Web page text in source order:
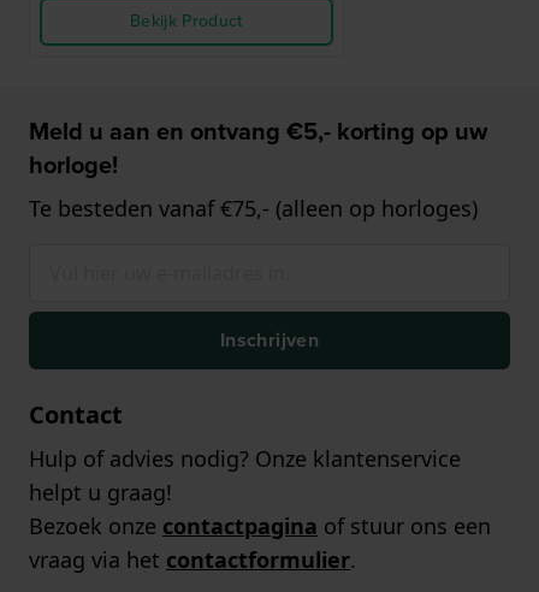
Bekijk Product
Meld u aan en ontvang €5,- korting op uw
horloge!
Te besteden vanaf €75,- (alleen op horloges)
Inschrijven
Contact
Hulp of advies nodig? Onze klantenservice
helpt u graag!
Bezoek onze contactpagina of stuur ons een
vraag via het contactformulier.